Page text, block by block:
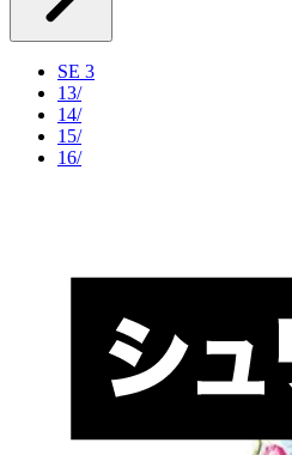
SE 3
13/
14/
15/
16/